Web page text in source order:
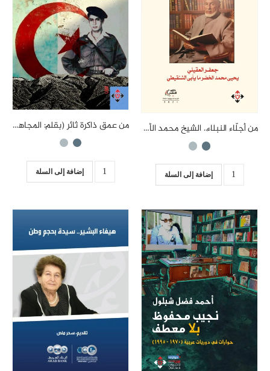
من أجلّاء النبلاء.. الشيخ محمد الأمين الشنقيطي.. حياته ومقالاته
إضافة إلى السلة
من عمق ذاكرة ثائر (بقلم: المجاهد علي بيبيمون المدعو صحراوي علي)
إضافة إلى السلة